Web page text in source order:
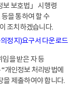
보호법」 시행령
을 통하여 할 수
조치하겠습니다.
정지)요구서 다운로드
을 받은 자 등
개인정보 처리방법에
을 제출하여야 합니다.